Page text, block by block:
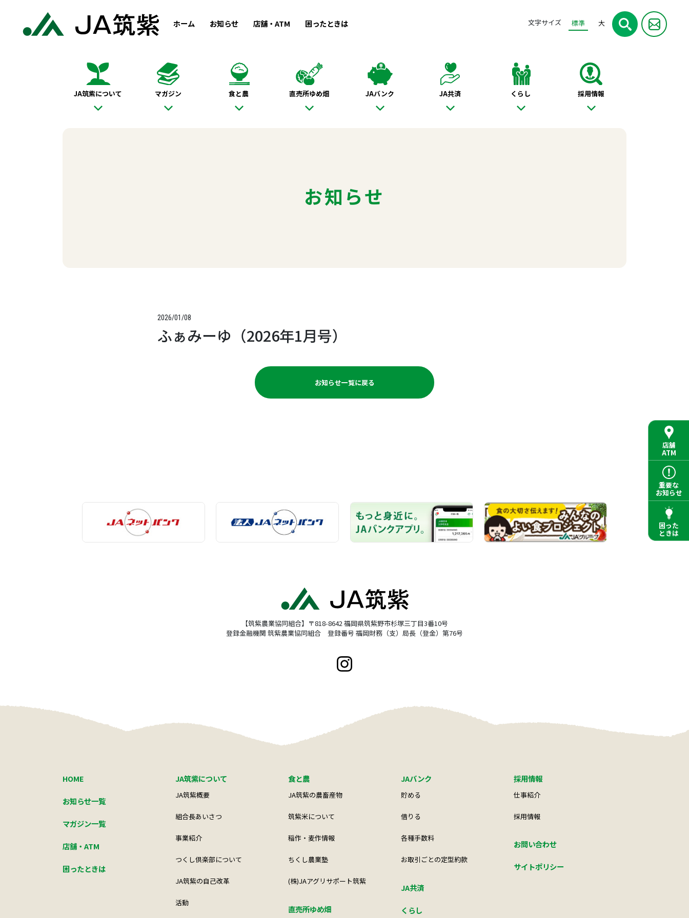
ホーム お知らせ 店舗・ATM 困ったときは
JA筑紫について マガジン 食と農 直売所ゆめ畑 JAバンク JA共済 くらし 採用情報
店舗
ATM
重要な
お知らせ
困った
ときは
文字サイズ 標準 大
お知らせ
2026/01/08
ふぁみーゆ（2026年1月号）
お知らせ一覧に戻る
【筑紫農業協同組合】〒818-8642 福岡県筑紫野市杉塚三丁目3番10号
登録金融機関 筑紫農業協同組合 登録番号 福岡財務（支）局長（登金）第76号
HOME
お知らせ一覧
マガジン一覧
店舗・ATM
困ったときは
JA筑紫について
JA筑紫概要
組合長あいさつ
事業紹介
つくし倶楽部について
JA筑紫の自己改革
活動
食と農
JA筑紫の農畜産物
筑紫米について
稲作・麦作情報
ちくし農業塾
(株)JAアグリサポート筑紫
直売所ゆめ畑
JAバンク
貯める
借りる
各種手数料
お取引ごとの定型約款
JA共済
くらし
採用情報
仕事紹介
採用情報
お問い合わせ
サイトポリシー